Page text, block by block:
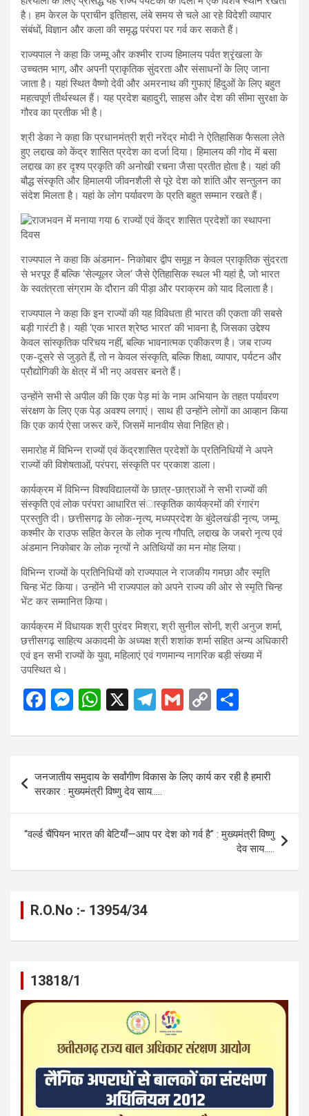
है। हम केरल के प्राचीन इतिहास, लंबे समय से चले आ रहे विदेशी व्यापार
संबंधों, विज्ञान और कला की समृद्ध परंपरा पर गर्व कर सकते हैं।
राज्यपाल ने कहा कि जम्मू और कश्मीर राज्य हिमालय पर्वत श्रृंखला के
उच्चतम भाग, और अपनी प्राकृतिक सुंदरता और संसाधनों के लिए जाना
जाता है। यहां स्थित वैष्णो देवी और अमरनाथ की गुफाएं हिंदुओं के लिए बहुत
महत्वपूर्ण तीर्थस्थल हैं। यह प्रदेश बहादुरी, साहस और देश की सीमा सुरक्षा के
गौरव का प्रतीक भी है।
श्री डेका ने कहा कि प्रधानमंत्री श्री नरेंद्र मोदी ने ऐतिहासिक फैसला लेते
हुए लद्दाख को केंद्र शासित प्रदेश का दर्जा दिया। हिमालय की गोद में बसा
लद्दाख का हर दृश्य प्रकृति की अनोखी रचना जैसा प्रतीत होता है। यहां की
बौद्ध संस्कृति और हिमालयी जीवनशैली से पूरे देश को शांति और सन्तुलन का
संदेश मिलता है। यहां के लोग पर्यावरण के प्रति बहुत सम्मान रखते हैं।
राज्यपाल ने कहा कि अंडमान- निकोबार द्वीप समूह न केवल प्राकृतिक सुंदरता
से भरपूर हैं बल्कि ‘सेल्यूलर जेल‘ जैसे ऐतिहासिक स्थल भी यहां है, जो भारत
के स्वतंत्रता संग्राम के दौरान की पीड़ा और पराक्रम को याद दिलाता है।
राज्यपाल ने कहा कि इन राज्यों की यह विविधता ही भारत की एकता की सबसे
बड़ी गारंटी है। यही ‘एक भारत श्रेष्ठ भारत’ की भावना है, जिसका उद्देश्य
केवल सांस्कृतिक परिचय नहीं, बल्कि भावनात्मक एकीकरण है। जब राज्य
एक-दूसरे से जुड़ते हैं, तो न केवल संस्कृति, बल्कि शिक्षा, व्यापार, पर्यटन और
प्रौद्योगिकी के क्षेत्र में भी नए अवसर बनते हैं।
उन्होंने सभी से अपील की कि एक पेड़ मां के नाम अभियान के तहत पर्यावरण
संरक्षण के लिए एक पेड़ अवश्य लगाएं। साथ ही उन्होंने लोगों का आव्हान किया
कि एक कार्य ऐसा जरूर करें, जिसमें मानवीय सेवा निहित हो।
समारोह में विभिन्न राज्यों एवं केंद्रशासित प्रदेशों के प्रतिनिधियों ने अपने
राज्यों की विशेषताओं, परंपरा, संस्कृति पर प्रकाश डाला।
कार्यक्रम में विभिन्न विश्वविद्यालयों के छात्र-छात्राओं ने सभी राज्यों की
संस्कृति एवं लोक परंपरा आधारित संास्कृतिक कार्यक्रमों की रंगारंग
प्रस्तुति दी। छत्तीसगढ़ के लोक-नृत्य, मध्यप्रदेश के बुंदेलखंडी नृत्य, जम्मू
कश्मीर के राउफ सहित केरल के लोक नृत्य गौपति, लद्दाख के जबरो नृत्य एवं
अंडमान निकोबार के लोक नृत्यों ने अतिथियों का मन मोह लिया।
विभिन्न राज्यों के प्रतिनिधियों को राज्यपाल ने राजकीय गमछा और स्मृति
चिन्ह भेंट किया। उन्होंने भी राज्यपाल को अपने राज्य की ओर से स्मृति चिन्ह
भेंट कर सम्मानित किया।
कार्यक्रम में विधायक श्री पुरंदर मिश्रा, श्री सुनील सोनी, श्री अनुज शर्मा,
छत्तीसगढ़ साहित्य अकादमी के अध्यक्ष श्री शशांक शर्मा सहित अन्य अधिकारी
एवं इन सभी राज्यों के युवा, महिलाएं एवं गणमान्य नागरिक बड़ी संख्या में
उपस्थित थे।
F
ce
o
o
k
M
se
g
er
W
at
s
A
p
p
X
T
e
gr
a
m
G
ail
C
py
n
k
ar
e
navigation
जनजातीय समुदाय के सर्वांगीण विकास के लिए कार्य कर रही है हमारी
सरकार : मुख्यमंत्री विष्णु देव साय…..
“वर्ल्ड चैंपियन भारत की बेटियाँ—आप पर देश को गर्व है” : मुख्यमंत्री विष्णु
देव साय…..
R.O.No :- 13954/34
13818/1